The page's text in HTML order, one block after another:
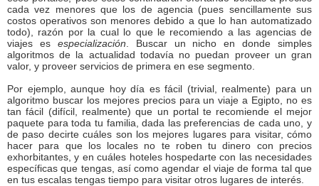
cada vez menores que los de agencia (pues sencillamente sus
costos operativos son menores debido a que lo han automatizado
todo), razón por la cual lo que le recomiendo a las agencias de
viajes es especialización . Buscar un nicho en donde simples
algoritmos de la actualidad todavía no puedan proveer un gran
valor, y proveer servicios de primera en ese segmento.
Por ejemplo, aunque hoy día es fácil (trivial, realmente) para un
algoritmo buscar los mejores precios para un viaje a Egipto, no es
tan fácil (difícil, realmente) que un portal te recomiende el mejor
paquete para toda tu familia, dada las preferencias de cada uno, y
de paso decirte cuáles son los mejores lugares para visitar, cómo
hacer para que los locales no te roben tu dinero con precios
exhorbitantes, y en cuáles hoteles hospedarte con las necesidades
específicas que tengas, así como agendar el viaje de forma tal que
en tus escalas tengas tiempo para visitar otros lugares de interés.